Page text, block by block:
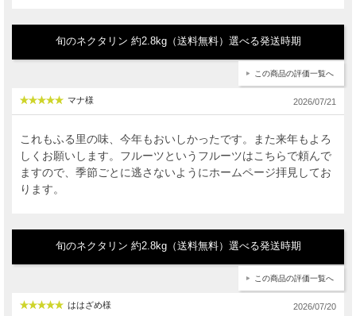
旬のネクタリン 約2.8kg（送料無料）選べる発送時期
この商品の評価一覧へ
マナ様 2026/07/21
これもふる里の味、今年もおいしかったです。また来年もよろ
しくお願いします。フルーツというフルーツはこちらで頼んで
ますので、季節ごとに逃さないようにホームページ拝見してお
ります。
旬のネクタリン 約2.8kg（送料無料）選べる発送時期
この商品の評価一覧へ
ははざめ様 2026/07/20